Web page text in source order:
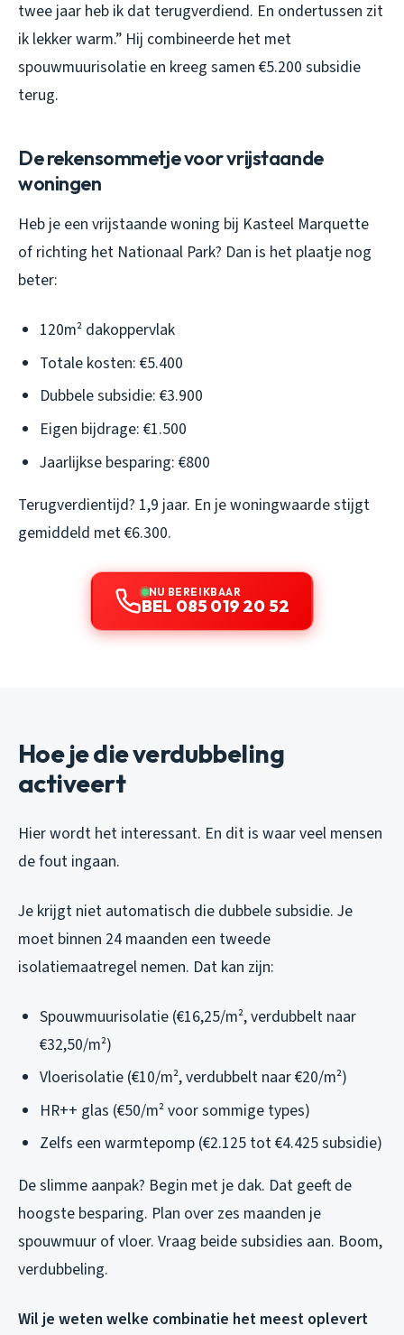
twee jaar heb ik dat terugverdiend. En ondertussen zit
ik lekker warm.” Hij combineerde het met
spouwmuurisolatie en kreeg samen €5.200 subsidie
terug.
De rekensommetje voor vrijstaande
woningen
Heb je een vrijstaande woning bij Kasteel Marquette
of richting het Nationaal Park? Dan is het plaatje nog
beter:
120m² dakoppervlak
Totale kosten: €5.400
Dubbele subsidie: €3.900
Eigen bijdrage: €1.500
Jaarlijkse besparing: €800
Terugverdientijd? 1,9 jaar. En je woningwaarde stijgt
gemiddeld met €6.300.
NU BEREIKBAAR
BEL 085 019 20 52
Hoe je die verdubbeling
activeert
Hier wordt het interessant. En dit is waar veel mensen
de fout ingaan.
Je krijgt niet automatisch die dubbele subsidie. Je
moet binnen 24 maanden een tweede
isolatiemaatregel nemen. Dat kan zijn:
Spouwmuurisolatie (€16,25/m², verdubbelt naar
€32,50/m²)
Vloerisolatie (€10/m², verdubbelt naar €20/m²)
HR++ glas (€50/m² voor sommige types)
Zelfs een warmtepomp (€2.125 tot €4.425 subsidie)
De slimme aanpak? Begin met je dak. Dat geeft de
hoogste besparing. Plan over zes maanden je
spouwmuur of vloer. Vraag beide subsidies aan. Boom,
verdubbeling.
Wil je weten welke combinatie het meest oplevert